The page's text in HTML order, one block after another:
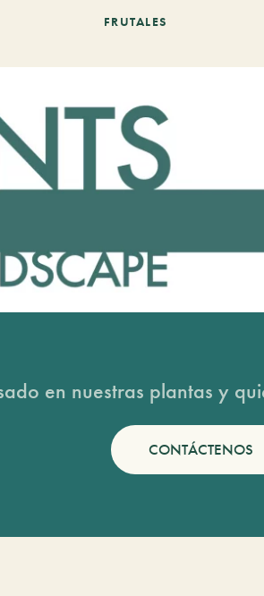
FRUTALES
en nuestras plantas y
CONTÁCTENOS